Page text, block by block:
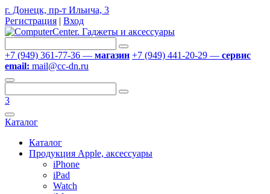
г. Донецк, пр-т Ильича, 3
Регистрация | Вход
+7 (949) 361-77-36 — магазин +7 (949) 441-20-29 — сервис
email: mail@cc-dn.ru
3
Каталог
Каталог
Продукция Apple, аксессуары
iPhone
iPad
Watch